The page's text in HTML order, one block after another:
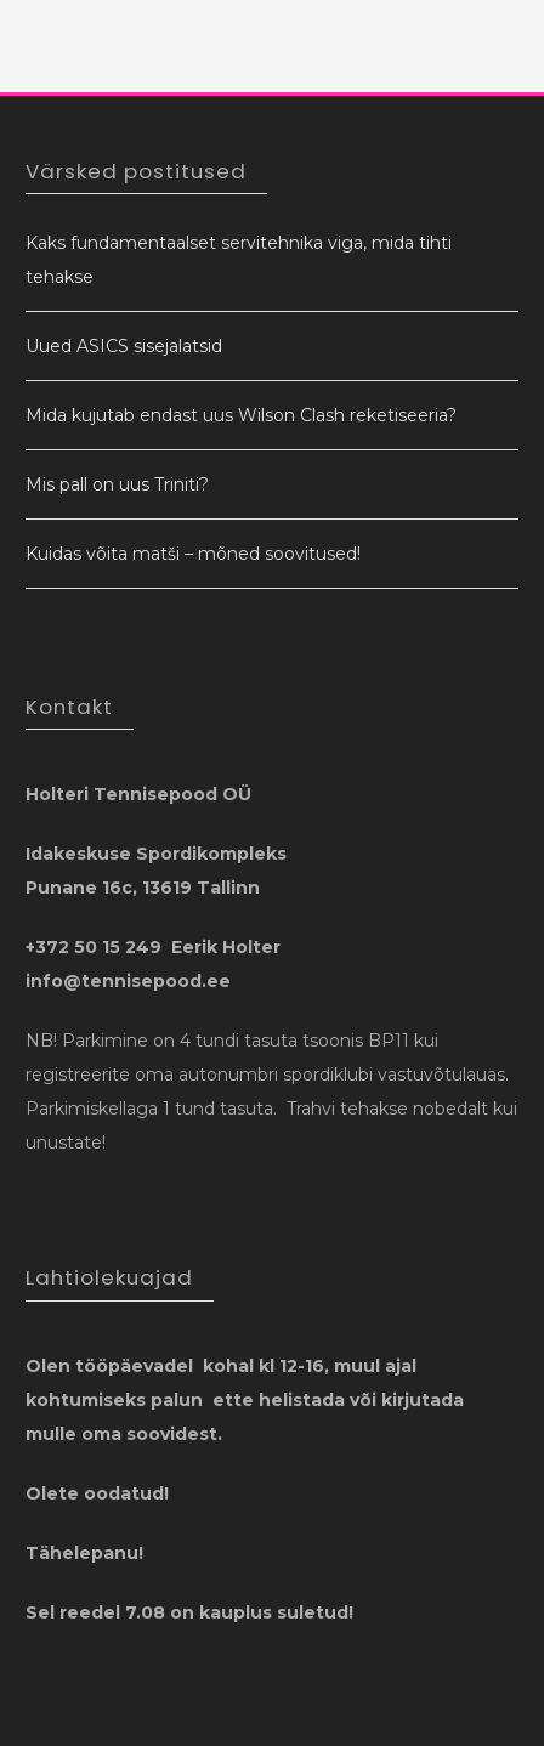
Värsked postitused
Kaks fundamentaalset servitehnika viga, mida tihti
tehakse
Uued ASICS sisejalatsid
Mida kujutab endast uus Wilson Clash reketiseeria?
Mis pall on uus Triniti?
Kuidas võita matši – mõned soovitused!
Kontakt
Holteri Tennisepood OÜ
Idakeskuse Spordikompleks
Punane 16c, 13619 Tallinn
+372 50 15 249 Eerik Holter
info@tennisepood.ee
NB! Parkimine on 4 tundi tasuta tsoonis BP11 kui
registreerite oma autonumbri spordiklubi vastuvõtulauas.
Parkimiskellaga 1 tund tasuta. Trahvi tehakse nobedalt kui
unustate!
Lahtiolekuajad
Olen tööpäevadel kohal kl 12-16, muul ajal
kohtumiseks palun ette helistada või kirjutada
mulle oma soovidest.
Olete oodatud!
Tähelepanu!
Sel reedel 7.08 on kauplus suletud!